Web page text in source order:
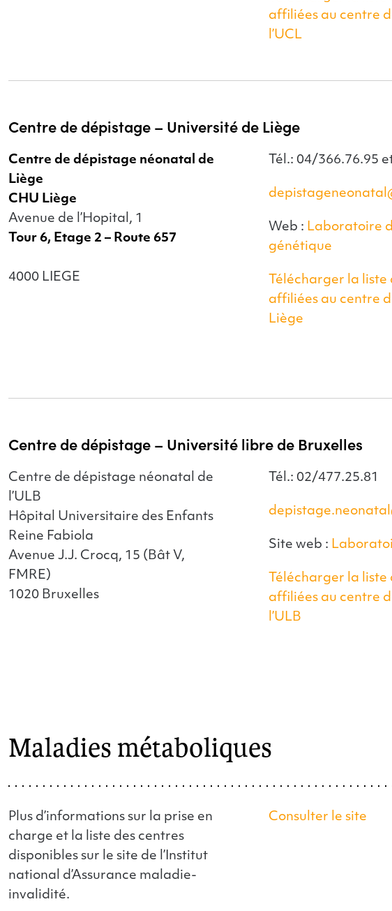
affiliées au centre
l’UCL
Centre de dépistage – Université de Liège
Centre de dépistage néonatal de
Liège
CHU Liège
Avenue de l’Hopital, 1
Tour 6, Etage 2 – Route 657
4000 LIEGE
Tél.: 04/366.76.95
Web : Laboratoire
génétique
Télécharger la
affiliées au centre
Liège
Centre de dépistage – Université libre de Bruxelles
Centre de dépistage néonatal de
l’ULB
Hôpital Universitaire des Enfants
Reine Fabiola
Avenue J.J. Crocq, 15 (Bât V,
FMRE)
1020 Bruxelles
Tél.: 02/477.25.81
Site web :
Télécharger la
affiliées au centre
l’ULB
Maladies métaboliques
Plus d’informations sur la prise en
charge et la liste des centres
disponibles sur le site de l’Institut
national d’Assurance maladie-
invalidité.
Consulter le site
Edition 2024
Edition 2024